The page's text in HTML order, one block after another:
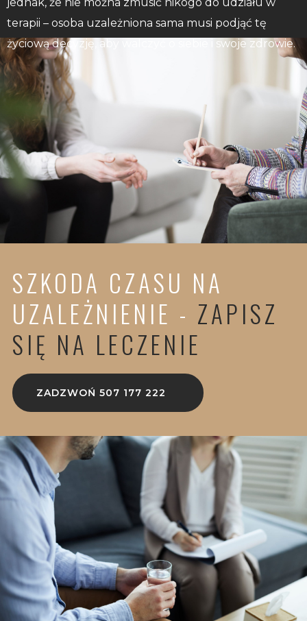
terapii – osoba uzależniona sama musi podjąć tę
życiową decyzję, aby walczyć o siebie i swoje zdrowie.
SZKODA CZASU NA
UZALEŻNIENIE - ZAPISZ
SIĘ NA LECZENIE
ZADZWOŃ 507 177 222